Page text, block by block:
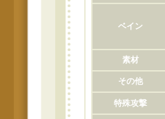
ベイン
素材
その他
特殊攻撃